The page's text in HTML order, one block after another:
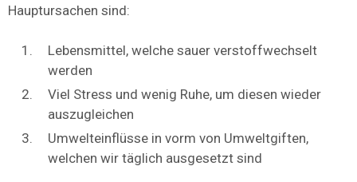
Hauptursachen sind:
Lebensmittel, welche sauer verstoffwechselt
werden
Viel Stress und wenig Ruhe, um diesen wieder
auszugleichen
Umwelteinflüsse in vorm von Umweltgiften,
welchen wir täglich ausgesetzt sind